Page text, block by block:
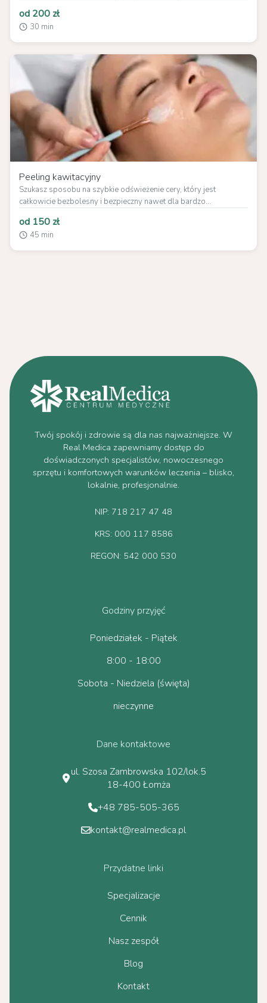
od 200 zł
30 min
Peeling kawitacyjny
Szukasz sposobu na szybkie odświeżenie cery, który jest
całkowicie bezbolesny i bezpieczny nawet dla bardzo...
od 150 zł
45 min
Twój spokój i zdrowie są dla nas najważniejsze. W
Real Medica zapewniamy dostęp do
doświadczonych specjalistów, nowoczesnego
sprzętu i komfortowych warunków leczenia – blisko,
lokalnie, profesjonalnie.
NIP: 718 217 47 48
KRS: 000 117 8586
REGON: 542 000 530
Godziny przyjęć
Poniedziałek - Piątek
8:00 - 18:00
Sobota - Niedziela (święta)
nieczynne
Dane kontaktowe
ul. Szosa Zambrowska 102/lok.5
18-400 Łomża
+48 785-505-365
kontakt@realmedica.pl
Przydatne linki
Specjalizacje
Cennik
Nasz zespół
Blog
Kontakt